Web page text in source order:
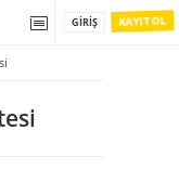
KAYIT OL
GIRIŞ